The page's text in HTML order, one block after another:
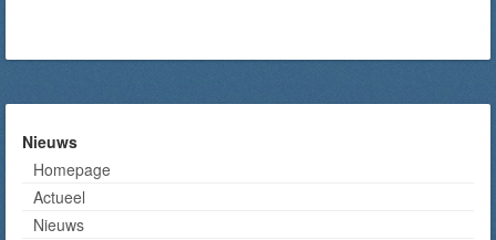
Nieuws
Homepage
Actueel
Nieuws